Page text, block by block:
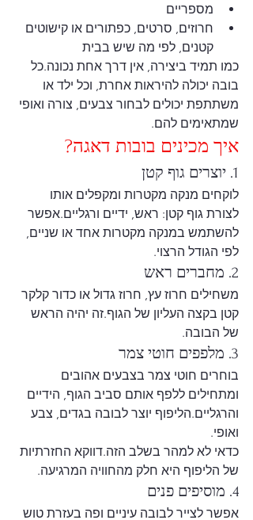
מספריים
חרוזים, סרטים, כפתורים או קישוטים
קטנים, לפי מה שיש בבית
כמו תמיד ביצירה, אין דרך אחת נכונה.כל
בובה יכולה להיראות אחרת, וכל ילד או
משתתפת יכולים לבחור צבעים, צורה ואופי
שמתאימים להם.
איך מכינים בובות דאגה?
1. יוצרים גוף קטן
לוקחים מנקה מקטרות ומקפלים אותו
לצורת גוף קטן: ראש, ידיים ורגליים.אפשר
להשתמש במנקה מקטרות אחד או שניים,
לפי הגודל הרצוי.
2. מחברים ראש
משחילים חרוז עץ, חרוז גדול או כדור קלקר
קטן בקצה העליון של הגוף.זה יהיה הראש
של הבובה.
3. מלפפים חוטי צמר
בוחרים חוטי צמר בצבעים אהובים
ומתחילים ללפף אותם סביב הגוף, הידיים
והרגליים.הליפוף יוצר לבובה בגדים, צבע
ואופי.
כדאי לא למהר בשלב הזה.דווקא החזרתיות
של הליפוף היא חלק מהחוויה המרגיעה.
4. מוסיפים פנים
אפשר לצייר לבובה עיניים ופה בעזרת טוש